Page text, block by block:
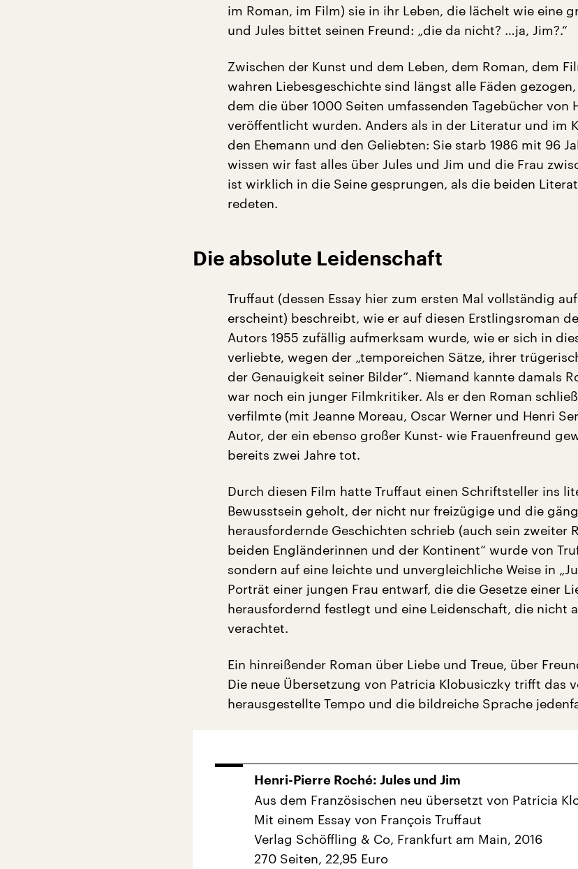
im Roman, im Film) sie in ihr Leben, die lächelt wie eine
und Jules bittet seinen Freund: „die da nicht? …ja, Jim?.“
Zwischen der Kunst und dem Leben, dem Roman, dem
wahren Liebesgeschichte sind längst alle Fäden
dem die über 1000 Seiten umfassenden Tagebücher von
veröffentlicht wurden. Anders als in der Literatur und im
den Ehemann und den Geliebten: Sie starb 1986 mit 96
wissen wir fast alles über Jules und Jim und die Frau
ist wirklich in die Seine gesprungen, als die beiden
redeten.
Die absolute Leidenschaft
Truffaut (dessen Essay hier zum ersten Mal vollständig
erscheint) beschreibt, wie er auf diesen Erstlingsroman
Autors 1955 zufällig aufmerksam wurde, wie er sich in
verliebte, wegen der „temporeichen Sätze, ihrer
der Genauigkeit seiner Bilder“. Niemand kannte damals
war noch ein junger Filmkritiker. Als er den Roman
verfilmte (mit Jeanne Moreau, Oscar Werner und Henri
Autor, der ein ebenso großer Kunst- wie Frauenfreund
bereits zwei Jahre tot.
Durch diesen Film hatte Truffaut einen Schriftsteller ins
Bewusstsein geholt, der nicht nur freizügige und die
herausfordernde Geschichten schrieb (auch sein zweiter
beiden Engländerinnen und der Kontinent“ wurde von
sondern auf eine leichte und unvergleichliche Weise in
Porträt einer jungen Frau entwarf, die die Gesetze einer
herausfordernd festlegt und eine Leidenschaft, die nicht
verachtet.
Ein hinreißender Roman über Liebe und Treue, über
Die neue Übersetzung von Patricia Klobusiczky trifft das
herausgestellte Tempo und die bildreiche Sprache
Henri-Pierre Roché: Jules und Jim
Aus dem Französischen neu übersetzt von Patricia
Mit einem Essay von François Truffaut
Verlag Schöffling & Co, Frankfurt am Main, 2016
270 Seiten, 22,95 Euro